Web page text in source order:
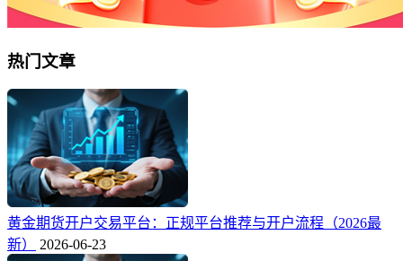
热门文章
黄金期货开户交易平台：正规平台推荐与开户流程（2026最
新）
2026-06-23